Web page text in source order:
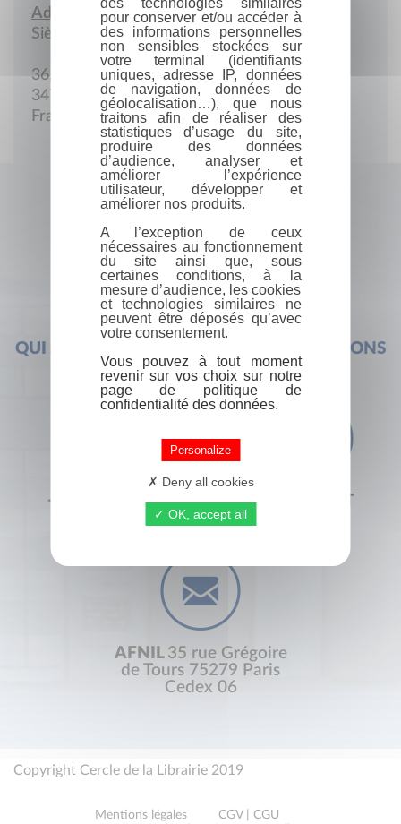
Adresse :
Siège social
36, av. de Béziers
34770 Gigean
France
QUI SOMMES-NOUS ? FOIRE AUX QUESTIONS
+33 (0) 1 44 41 29 19 CONTACT
AFNIL 35 rue Grégoire
de Tours 75279 Paris
Cedex 06
Copyright Cercle de la Librairie 2019
Mentions légales
CGV | CGU
pour conserver et/ou accéder à
des informations personnelles
non sensibles stockées sur
votre terminal (identifiants
uniques, adresse IP, données
de navigation, données de
géolocalisation…), que nous
traitons afin de réaliser des
statistiques d’usage du site,
produire des données
d’audience, analyser et
améliorer l’expérience
utilisateur, développer et
améliorer nos produits.
A l’exception de ceux
nécessaires au fonctionnement
du site ainsi que, sous
certaines conditions, à la
mesure d’audience, les cookies
et technologies similaires ne
peuvent être déposés qu’avec
votre consentement.
Vous pouvez à tout moment
revenir sur vos choix sur notre
page de politique de
confidentialité des données.
Personalize
Deny all cookies
OK, accept all